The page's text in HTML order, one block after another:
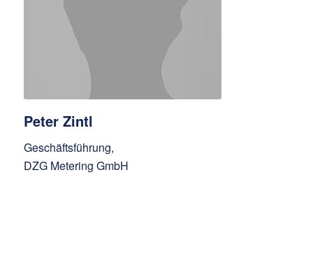
Peter Zintl
Geschäftsführung,
DZG Metering GmbH